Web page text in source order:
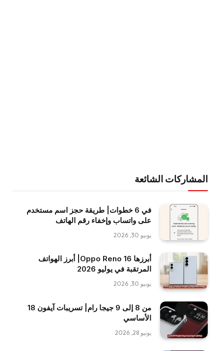
المشاركات الشائعة
في 6 خطوات| طريقة حجز اسم مستخدم
على واتساب وإخفاء رقم الهاتف
يونيو 30, 2026
أبرزها Oppo Reno 16| أبرز الهواتف
المرتقبة في يوليو 2026
يونيو 30, 2026
من 8 إلى 9 جيجا رام| تسريبات آيفون 18
الأساسي
يونيو 28, 2026